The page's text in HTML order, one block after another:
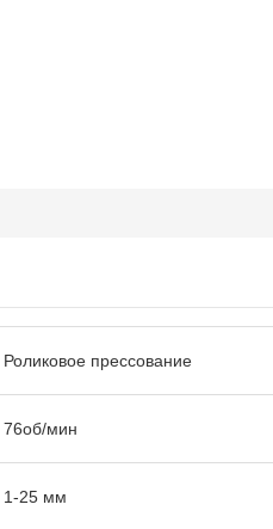
Роликовое прессование
76об/мин
1-25 мм